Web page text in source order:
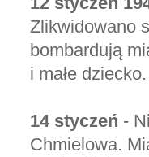
Zlikwidowano
bombardują
i małe dziecko.
14 styczeń -
Chmielowa.